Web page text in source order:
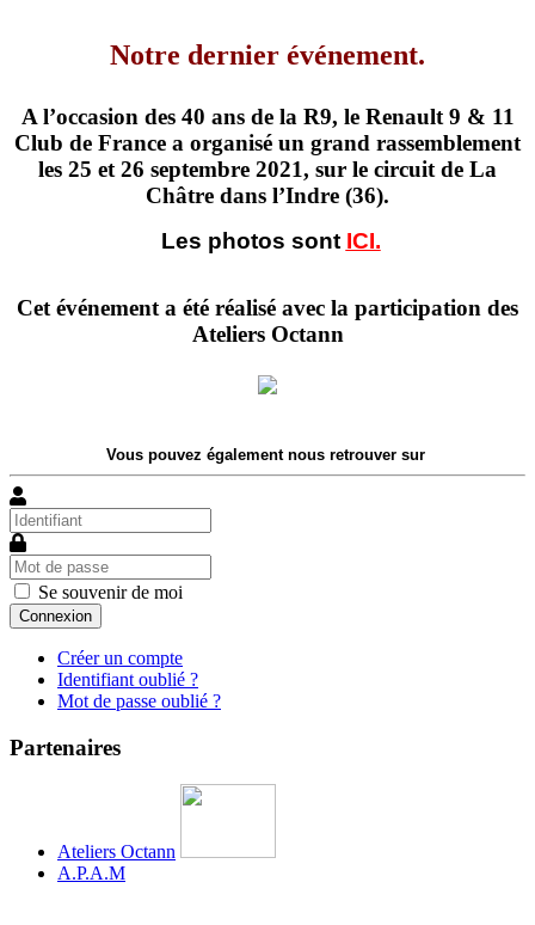
Notre dernier événement.
A l’occasion des 40 ans de la R9, le Renault 9 & 11
Club de France a organisé un grand rassemblement
les 25 et 26 septembre 2021, sur le circuit de La
Châtre dans l’Indre (36).
Les photos sont ICI.
Cet événement a été réalisé avec la participation des
Ateliers Octann
Vous pouvez également nous retrouver sur
Identifiant
Mot
de
passeSe souvenir de moi
Connexion
Créer un compte
Identifiant oublié ?
Mot de passe oublié ?
Partenaires
Ateliers Octann
A.P.A.M